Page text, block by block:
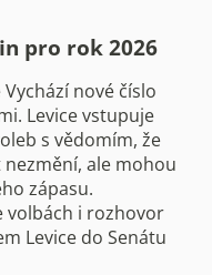
pro rok 2026
nové číslo
Levice vstupuje
s vědomím, že
ale mohou
zápasu.
volbách i rozhovor
Levice do Senátu